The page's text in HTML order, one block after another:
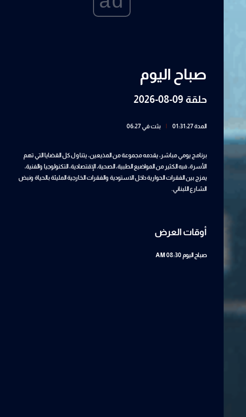
صباح اليوم
حلقة 09-08-2026
المدة 01:31:27 بثت في 06:27
برنامج يومي مباشر، يقدمه مجموعة من المذيعين، يتناول كل القضايا التي تهم
الأسرة، فيه الكثير من المواضيع الطبية، الصحية، الإقتصادية، التكنولوجيا والفنية،
يمزج بين الفقرات الحوارية داخل الاستودية والفقرات الخارجية المليئة بالحياة ونبض
الشارع اللبناني.
أوقات العرض
صباح اليوم08:30 AM